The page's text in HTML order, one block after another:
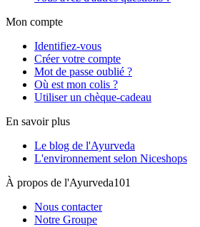
Mon compte
Identifiez-vous
Créer votre compte
Mot de passe oublié ?
Où est mon colis ?
Utiliser un chèque-cadeau
En savoir plus
Le blog de l'Ayurveda
L'environnement selon Niceshops
À propos de l'Ayurveda101
Nous contacter
Notre Groupe